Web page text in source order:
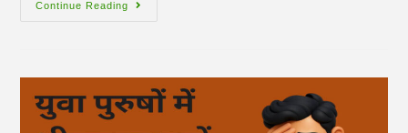
Continue Reading